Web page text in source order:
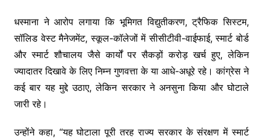
धस्माना ने आरोप लगाया कि भूमिगत विद्युतीकरण, ट्रैफिक सिस्टम,
सॉलिड वेस्ट मैनेजमेंट, स्कूल-कॉलेजों में सीसीटीवी-वाईफाई, स्मार्ट बोर्ड
और स्मार्ट शौचालय जैसे कार्यों पर सैकड़ों करोड़ खर्च हुए, लेकिन
ज्यादातर दिखावे के लिए निम्न गुणवत्ता के या आधे-अधूरे रहे। कांग्रेस ने
कई बार यह मुद्दे उठाए, लेकिन सरकार ने अनसुना किया और घोटाले
जारी रहे।
उन्होंने कहा, “यह घोटाला पूरी तरह राज्य सरकार के संरक्षण में स्मार्ट